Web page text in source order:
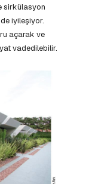
sirkülasyon
iyileşiyor.
açarak ve
vadedilebilir.